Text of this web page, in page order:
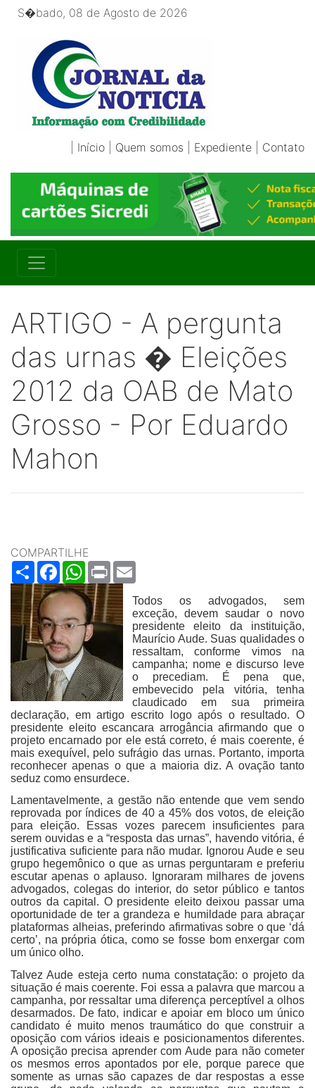
S�bado, 08 de Agosto de 2026
Início Quem somos Expediente Contato
ARTIGO - A pergunta
das urnas � Eleições
2012 da OAB de Mato
Grosso - Por Eduardo
Mahon
COMPARTILHE
ShareFacebookWhatsApp
Print
Todos os advogados, sem
exceção, devem saudar o novo
presidente eleito da instituição,
Maurício Aude. Suas qualidades o
ressaltam, conforme vimos na
campanha; nome e discurso leve
o precediam. É pena que,
embevecido pela vitória, tenha
claudicado em sua primeira
declaração, em artigo escrito logo após o resultado. O
presidente eleito escancara arrogância afirmando que o
projeto encarnado por ele está correto, é mais coerente, é
mais exequível, pelo sufrágio das urnas. Portanto, importa
reconhecer apenas o que a maioria diz. A ovação tanto
seduz como ensurdece.
Lamentavelmente, a gestão não entende que vem sendo
reprovada por índices de 40 a 45% dos votos, de eleição
para eleição. Essas vozes parecem insuficientes para
serem ouvidas e a “resposta das urnas”, havendo vitória, é
justificativa suficiente para não mudar. Ignorou Aude e seu
grupo hegemônico o que as urnas perguntaram e preferiu
escutar apenas o aplauso. Ignoraram milhares de jovens
advogados, colegas do interior, do setor público e tantos
outros da capital. O presidente eleito deixou passar uma
oportunidade de ter a grandeza e humildade para abraçar
plataformas alheias, preferindo afirmativas sobre o que ‘dá
certo’, na própria ótica, como se fosse bom enxergar com
um único olho.
Talvez Aude esteja certo numa constatação: o projeto da
situação é mais coerente. Foi essa a palavra que marcou a
campanha, por ressaltar uma diferença perceptível a olhos
desarmados. De fato, indicar e apoiar em bloco um único
candidato é muito menos traumático do que construir a
oposição com vários ideais e posicionamentos diferentes.
A oposição precisa aprender com Aude para não cometer
os mesmos erros apontados por ele, porque parece que
somente as urnas são capazes de dar respostas a esse